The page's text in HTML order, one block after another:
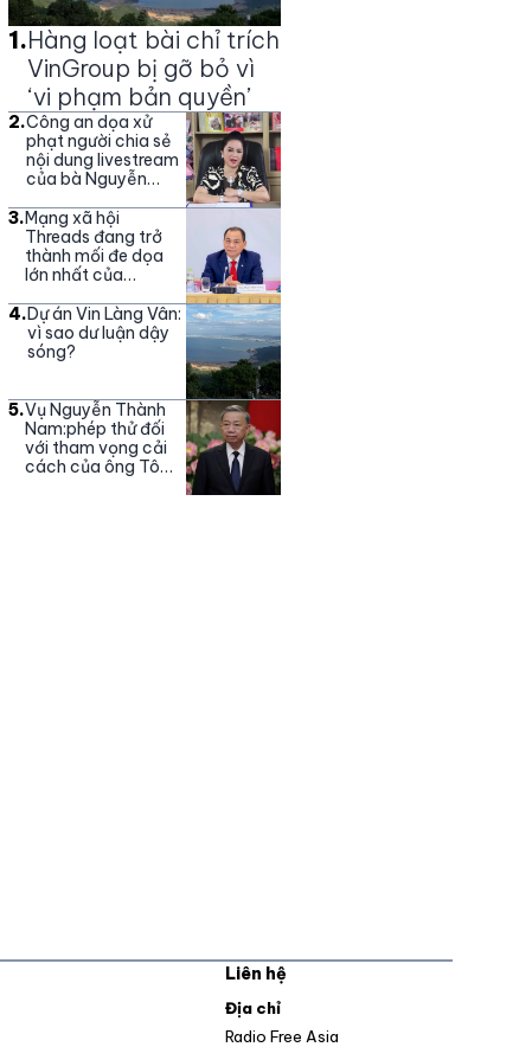
1.Hàng loạt bài chỉ trích
VinGroup bị gỡ bỏ vì
‘vi phạm bản quyền’
2.Công an dọa xử
phạt người chia sẻ
nội dung livestream
của bà Nguyễn
3.Mạng xã hội
Threads đang trở
thành mối đe dọa
lớn nhất của
4.Dự án Vin Làng Vân:
vì sao dư luận dậy
sóng?
5.Vụ Nguyễn Thành
Nam:phép thử đối
với tham vọng cải
cách của ông Tô
Liên hệ
Địa chỉ
Radio Free Asia